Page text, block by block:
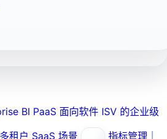
BI PaaS 面向软件 ISV 的企业级
租户 SaaS 场景
指标管理｜